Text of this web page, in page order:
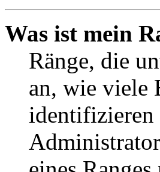
Was ist mein
Ränge, die
an, wie viele
identifizieren